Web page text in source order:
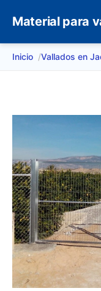
Material para
Inicio Vallados en